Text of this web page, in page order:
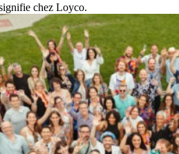
chez Loyco.